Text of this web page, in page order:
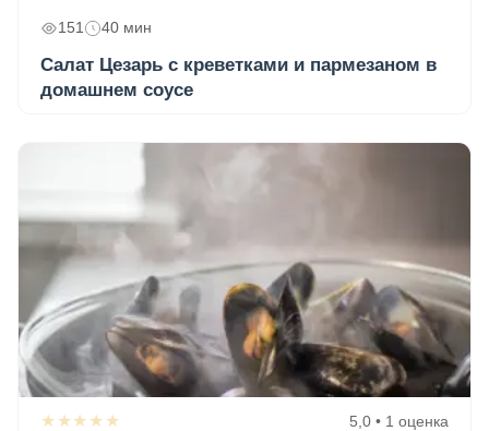
151 40 мин
Салат Цезарь с креветками и пармезаном в
домашнем соусе
★★★★★ 5,0 • 1 оценка